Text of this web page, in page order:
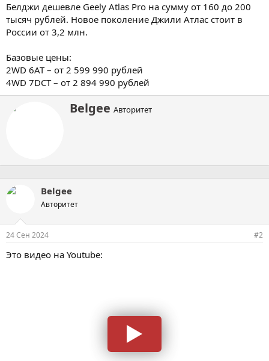
Белджи дешевле Geely Atlas Pro на сумму от 160 до 200
тысяч рублей. Новое поколение Джили Атлас стоит в
России от 3,2 млн.
Базовые цены:
2WD 6AT – от 2 599 990 рублей
4WD 7DCT – от 2 894 990 рублей
А
в
Belgee Авторитет
Belgee
Авторитет
24 Сен 2024 #2
Это видео на Youtube: